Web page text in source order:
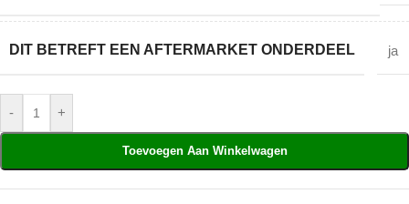
DIT BETREFT EEN AFTERMARKET ONDERDEEL ja
- +
Toevoegen Aan Winkelwagen